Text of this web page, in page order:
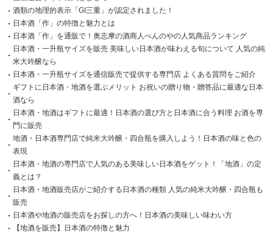
酒類の地理的表示「GI三重」が認定されました！
日本酒「作」の特徴と魅力とは
日本酒「作」を通販で！奥志摩の酒商人べんのやの人気商品ランキング
日本酒・一升瓶サイズを販売 美味しい日本酒が味わえる旬について 人気の純
米大吟醸なら
日本酒・一升瓶サイズを通信販売で提供する専門店 よくある質問をご紹介
ギフトに日本酒・地酒を選ぶメリット お祝いの贈り物・贈答品に最適な日本
酒なら
日本酒・地酒はギフトに最適！日本酒の選び方と日本酒に合う料理 お酒を専
門に販売
地酒・日本酒専門店で純米大吟醸・四合瓶を購入しよう！日本酒の味と色の
表現
日本酒・地酒の専門店で人気のある美味しい日本酒をゲット！「地酒」の定
義とは？
日本酒・地酒販売店がご紹介する日本酒の種類 人気の純米大吟醸・四合瓶も
販売
日本酒や地酒の販売店をお探しの方へ！日本酒の美味しい味わい方
【地酒を販売】日本酒の特徴と魅力